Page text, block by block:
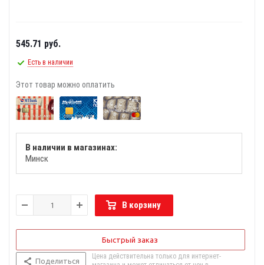
545.71 руб.
Есть в наличии
Этот товар можно оплатить
В наличии в магазинах:
Минск
В корзину
Быстрый заказ
Поделиться
Цена действительна только для интернет-